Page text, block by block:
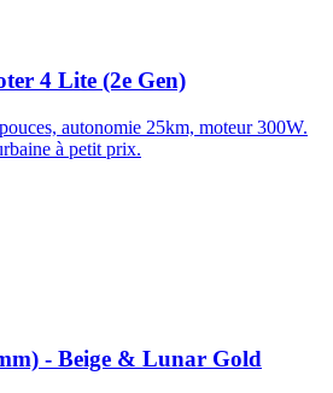
4 Lite (2e Gen)
autonomie 25km, moteur 300W.
à petit prix.
- Beige & Lunar Gold